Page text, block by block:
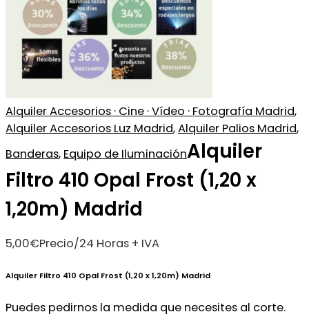
Alquiler Accesorios · Cine · Vídeo · Fotografía Madrid,
Alquiler Accesorios Luz Madrid,Alquiler Palios Madrid,
Banderas, Equipo de IluminaciónAlquiler
Filtro 410 Opal Frost (1,20 x
1,20m) Madrid
5,00€Precio/24 Horas + IVA
Alquiler Filtro 410 Opal Frost (1,20 x 1,20m) Madrid
Puedes pedirnos la medida que necesites al corte.